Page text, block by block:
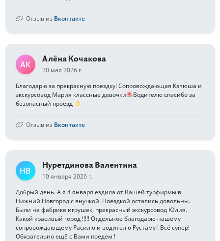
Отзыв из Вконтакте
АК
Алёна Кочакова
20 мая 2026 г.
Благодарю за прекрасную поездку! Сопровождающая Катюша и
экскурсовод Мария классные девочки
Водителю спасибо за
безопасный проезд
Отзыв из Вконтакте
НВ
Нуретдинова Валентина
10 января 2026 г.
Добрый день. А я 4 января ездила от Вашей турфирмы в
Нижний Новгород с внучкой. Поездкой остались довольны.
Были на фабрике игрушек, прекрасный экскурсовод Юлия.
Какой красивый город !!!!! Отдельное благодарю нашему
сопровождающему Расилю и водителю Рустаму ! Всё супер!
Обязательно ещё с Вами поедем !